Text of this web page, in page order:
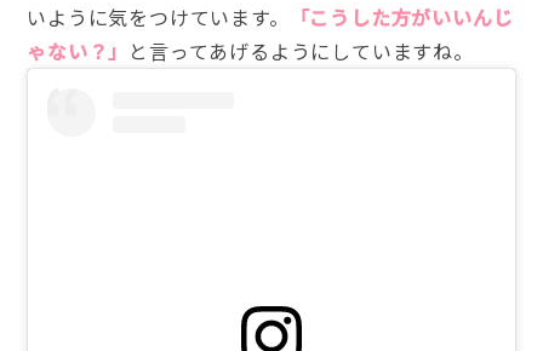
いように気をつけています。
「こうした方がいいんじ
ゃない？」 と言ってあげるようにしていますね。